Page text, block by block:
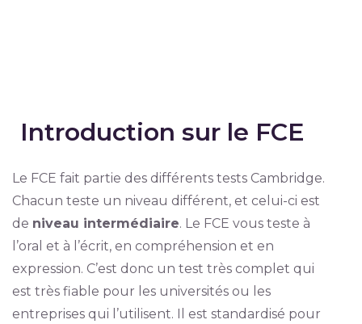
Introduction sur le FCE
Le FCE fait partie des différents tests Cambridge.
Chacun teste un niveau différent, et celui-ci est
de niveau intermédiaire. Le FCE vous teste à
l’oral et à l’écrit, en compréhension et en
expression. C’est donc un test très complet qui
est très fiable pour les universités ou les
entreprises qui l’utilisent. Il est standardisé pour